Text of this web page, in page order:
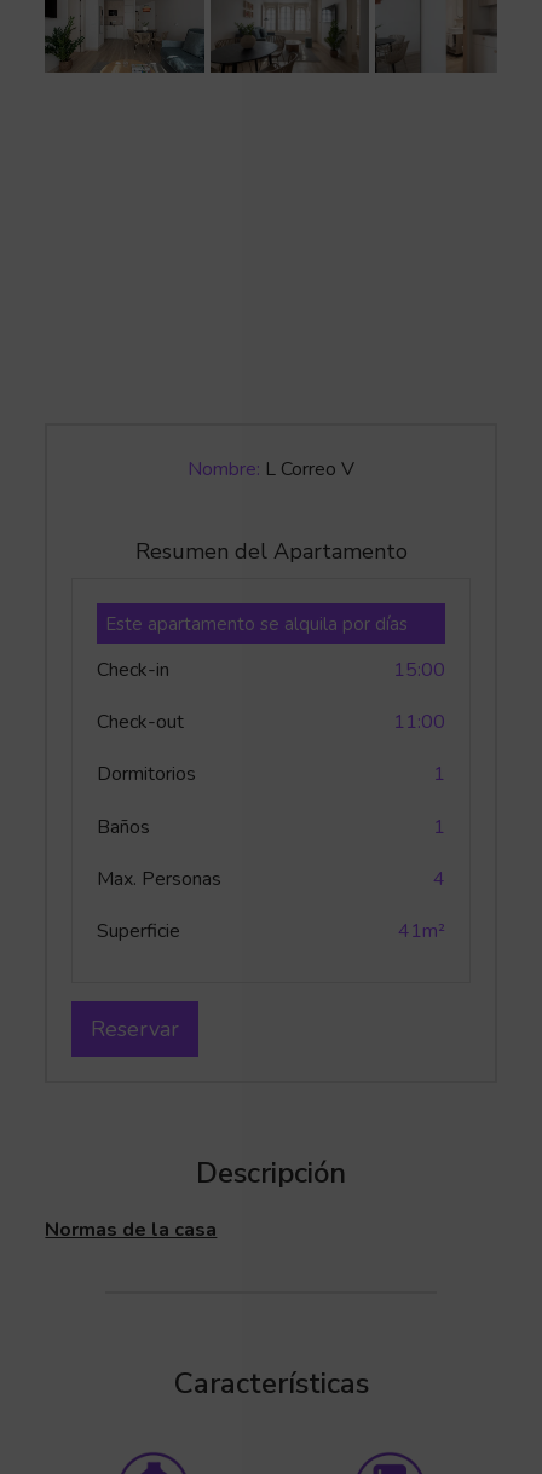
Nombre: L Correo V
Resumen del Apartamento
Este apartamento se alquila por días
Check-in
15:00
Check-out
11:00
Dormitorios
1
Baños
1
Max. Personas
4
Superficie
41m²
Reservar
Descripción
Normas de la casa
Características